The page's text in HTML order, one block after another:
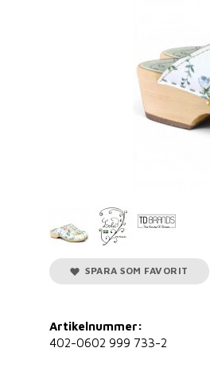
SPARA SOM FAVORIT
Artikelnummer:
402-0602 999 733-2